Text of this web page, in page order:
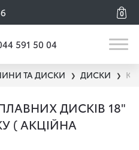
0
591 50 04
ТА ДИСКИ ❯ ДИСКИ ❯
ДИСКІВ 18"
( АКЦІЙНА